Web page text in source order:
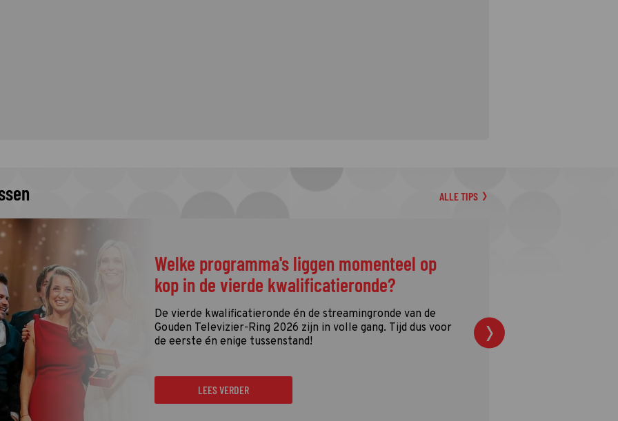
ALLE TIPS
Welke programma's liggen momenteel op
kop in de vierde kwalificatieronde?
De vierde kwalificatieronde én de streamingronde van de
Gouden Televizier-Ring 2026 zijn in volle gang. Tijd dus voor
de eerste én enige tussenstand!
LEES VERDER